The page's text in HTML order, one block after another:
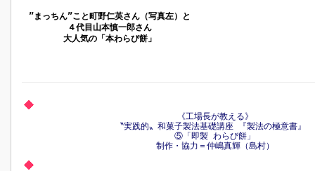
”まっちん”こと町野仁英さん（写真左）と
４代目山本慎一郎さん
大人気の「本わらび餅」
《工場長が教える》
〝実践的〟和菓子製法基礎講座 『製法の極意書』
⑤「即製 わらび餅」
制作・協力＝仲嶋真輝（島村）